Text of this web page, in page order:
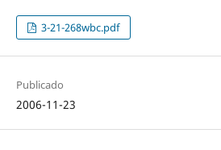
3-21-268wbc.pdf
Publicado
2006-11-23